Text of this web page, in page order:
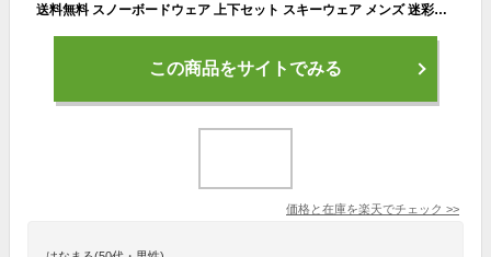
送料無料 スノーボードウェア 上下セット スキーウェア メンズ 迷彩柄 セットアップ スノーウェア ジャケット パンツ デニムパンツ 防風 防水 防雪 防寒 保温 通気 耐摩擦 2023 男女兼用 楽天海外通販
この商品をサイトでみる
価格と在庫を楽天でチェック >>